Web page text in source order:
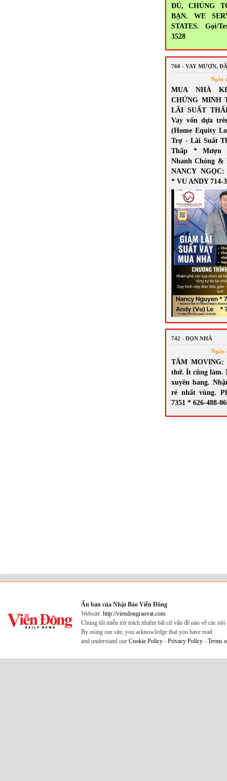
ĐỦ, CHÚNG
BẠN. WE
STATES. Gọi/
3528
760 - VAY MƯỢN,
Ngày
MUA NHÀ
CHỨNG MINH
LÃI SUẤT
Vay vốn dựa
(Home Equity
Trợ - Lãi Suất
Thấp * Mượn
Nhanh Chóng &
NANCY NGỌC:
* VU ANDY 714-
742 - DỌN NHÀ
Ngày
TÂM MOVING:
thứ. Ít cũng làm.
xuyên bang.
rẻ nhất vùng.
7351 * 626-488-
Ấn bản của Nhật Báo Viễn Đông
Website: http://viendongraovat.com
Chúng tôi miễn trừ trách nhiệm bất cứ vấn đề nào về các
By using our site, you acknowledge that you have read
and understand our Cookie Policy - Privacy Policy - Terms